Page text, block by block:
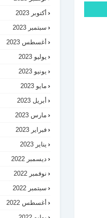
أكتوبر 2023
سبتمبر 2023
أغسطس 2023
يوليو 2023
يونيو 2023
مايو 2023
أبريل 2023
مارس 2023
فبراير 2023
يناير 2023
ديسمبر 2022
نوفمبر 2022
سبتمبر 2022
أغسطس 2022